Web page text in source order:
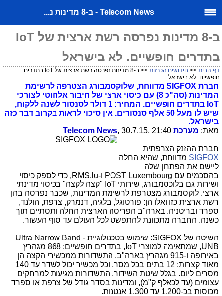
Telecom News - ב-8 מדינות נ...
ב-8 מדינות נפרסה רשת ארצית של IoT
בתדרים חופשיים. לא בישראל
דף הבית >> חידושים הכרזות
>> ב-8 מדינות נפרסה רשת ארצית של IoT בתדרים
חופשיים. לא בישראל
חברת SIGFOX מדווחת, שלוקסמבורג הצטרפה לרשימת
המדינות (סה"כ 8) עם כיסוי ארצי של חיבור אלחוטי לצורכי
IoT בתדרים חופשיים. המחיר: 1 דולר לסנסור לשנה ללקוח,
שיש לו מעל 50 אלף סנסורים. אין סיכוי לראות בקרוב דבר כזה
בישראל.
מאת: מערכת Telecom News , 30.7.15, 21:40
חברת ההזנק הצרפתית
SIGFOX מדווחת, שהיא החלה
ליישם את הפתרון שלה
בהסכמים עם POST Luxembourg ו-RMS.lu, כדי לספק כיסוי
ושירות גם בלוכסמבורג, שירותי IoT "קצה לקצה" בכיסוי מדינתי
ארצי. לוקסמבורג מצטרפת לרשימת המדינות, שכבר נפרסה בהן
רשת ארצית כזו ואלו הן: פורטוגל, בלגיה, דנמרק, צרפת, הולנד,
ספרד ובריטניה. בארה"ב הפריסה הארצית החלה ותסתיים תוך
כשנה. החברה מתכוונת להתפשט לכל העולם עד סוף העשור.
השיטה של SIGFOX: שימוש בטכנולוגיית Ultra Narrow Band -
UNB, שמתאימה למוצרי IoT, בתדרים חופשיים: 868 מגהרץ
באירופה ו-915 מגהרץ בארה"ב. התשדורות ממכשירי הקצה הן
מאוד קצרות: 12 בתים בכל מסר, וכל מכשיר יכול לשדר עד 140
מסרים ליום. בגלל שיטת השידור, התשדורות מגיעות למרחקים
עצומים (עד לכאלף ק"מ), ומדינות בסדר גודל של צרפת או ספרד
מכוסות בכ-1,200 עד 1,300 אנטנות.